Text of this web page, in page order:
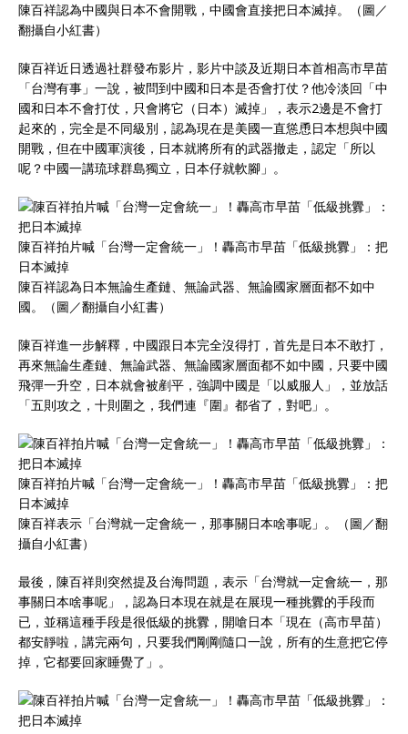
陳百祥認為中國與日本不會開戰，中國會直接把日本滅掉。（圖／
翻攝自小紅書）
陳百祥近日透過社群發布影片，影片中談及近期日本首相高市早苗
「台灣有事」一說，被問到中國和日本是否會打仗？他冷淡回「中
國和日本不會打仗，只會將它（日本）滅掉」，表示2邊是不會打
起來的，完全是不同級別，認為現在是美國一直慫恿日本想與中國
開戰，但在中國軍演後，日本就將所有的武器撤走，認定「所以
呢？中國一講琉球群島獨立，日本仔就軟腳」。
陳百祥拍片喊「台灣一定會統一」！轟高市早苗「低級挑釁」：把
日本滅掉
陳百祥認為日本無論生產鏈、無論武器、無論國家層面都不如中
國。（圖／翻攝自小紅書）
陳百祥進一步解釋，中國跟日本完全沒得打，首先是日本不敢打，
再來無論生產鏈、無論武器、無論國家層面都不如中國，只要中國
飛彈一升空，日本就會被剷平，強調中國是「以威服人」，並放話
「五則攻之，十則圍之，我們連『圍』都省了，對吧」。
陳百祥拍片喊「台灣一定會統一」！轟高市早苗「低級挑釁」：把
日本滅掉
陳百祥表示「台灣就一定會統一，那事關日本啥事呢」。（圖／翻
攝自小紅書）
最後，陳百祥則突然提及台海問題，表示「台灣就一定會統一，那
事關日本啥事呢」，認為日本現在就是在展現一種挑釁的手段而
已，並稱這種手段是很低級的挑釁，開嗆日本「現在（高市早苗）
都安靜啦，講完兩句，只要我們剛剛隨口一說，所有的生意把它停
掉，它都要回家睡覺了」。